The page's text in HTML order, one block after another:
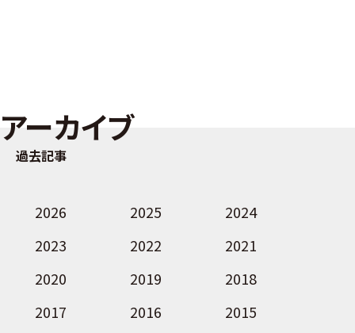
アーカイブ
過去記事
2026 2025
2024
2023
2022
2021
2020
2019
2018
2017
2016
2015